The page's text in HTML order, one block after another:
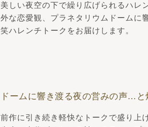
美しい夜空の下で繰り広げられるハレ
外な恋愛観、プラネタリウムドームに
笑ハレンチトークをお届けします。
ドームに響き渡る夜の営みの声…
前作に引き続き軽快なトークで盛り上